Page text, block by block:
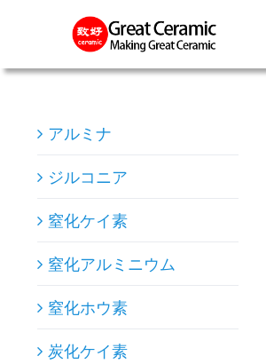
アルミナ
ジルコニア
窒化ケイ素
窒化アルミニウム
窒化ホウ素
炭化ケイ素